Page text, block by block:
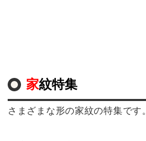
家紋特集
さまざまな形の家紋の特集です。